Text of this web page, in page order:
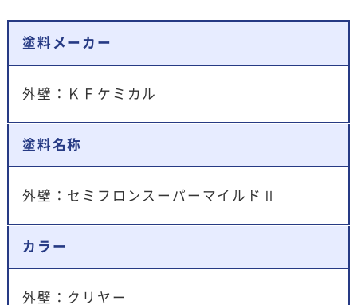
塗料メーカー
外壁：ＫＦケミカル
塗料名称
外壁：セミフロンスーパーマイルドⅡ
カラー
外壁：クリヤー